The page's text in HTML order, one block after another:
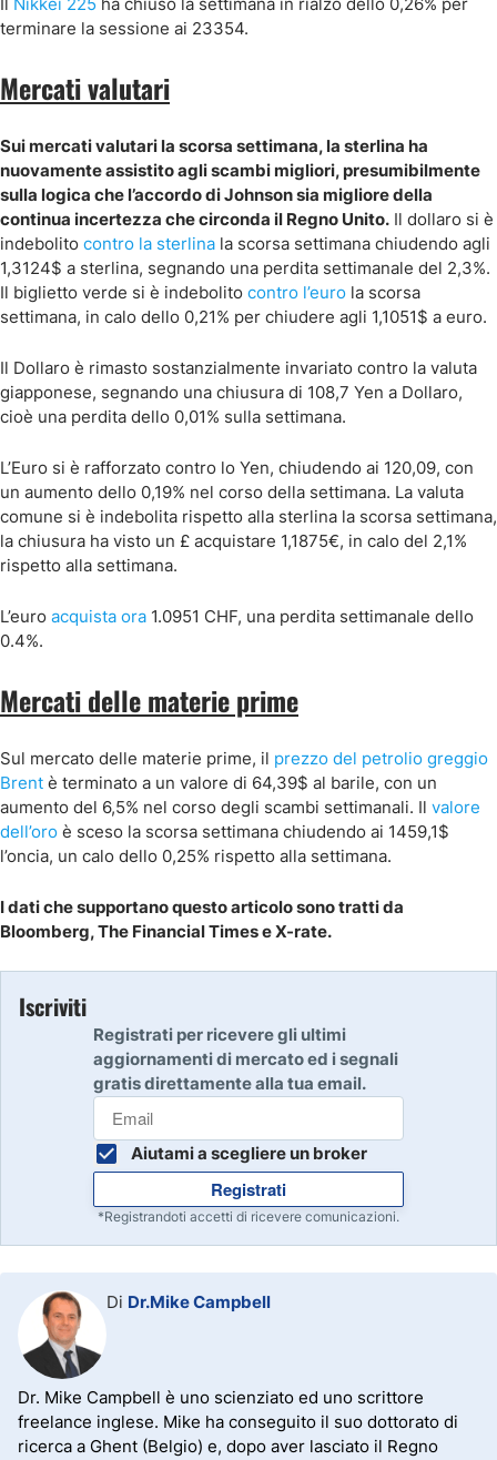
terminare la sessione ai 23354.
Mercati valutari
Sui mercati valutari la scorsa settimana, la sterlina ha
nuovamente assistito agli scambi migliori, presumibilmente
sulla logica che l’accordo di Johnson sia migliore della
continua incertezza che circonda il Regno Unito. Il dollaro si è
indebolito contro la sterlina la scorsa settimana chiudendo agli
1,3124$ a sterlina, segnando una perdita settimanale del 2,3%.
Il biglietto verde si è indebolito contro l’euro la scorsa
settimana, in calo dello 0,21% per chiudere agli 1,1051$ a euro.
Il Dollaro è rimasto sostanzialmente invariato contro la valuta
giapponese, segnando una chiusura di 108,7 Yen a Dollaro,
cioè una perdita dello 0,01% sulla settimana.
L’Euro si è rafforzato contro lo Yen, chiudendo ai 120,09, con
un aumento dello 0,19% nel corso della settimana. La valuta
comune si è indebolita rispetto alla sterlina la scorsa settimana,
la chiusura ha visto un £ acquistare 1,1875€, in calo del 2,1%
rispetto alla settimana.
L’euro acquista ora 1.0951 CHF, una perdita settimanale dello
0.4%.
Mercati delle materie prime
Sul mercato delle materie prime, il prezzo del petrolio greggio
Brent è terminato a un valore di 64,39$ al barile, con un
aumento del 6,5% nel corso degli scambi settimanali. Il valore
dell’oro è sceso la scorsa settimana chiudendo ai 1459,1$
l’oncia, un calo dello 0,25% rispetto alla settimana.
I dati che supportano questo articolo sono tratti da
Bloomberg, The Financial Times e X-rate.
Iscriviti
Registrati per ricevere gli ultimi
aggiornamenti di mercato ed i segnali
gratis direttamente alla tua email.
Aiutami a scegliere un broker
Registrati
*Registrandoti accetti di ricevere comunicazioni.
Di Dr.Mike Campbell
Dr. Mike Campbell è uno scienziato ed uno scrittore
freelance inglese. Mike ha conseguito il suo dottorato di
ricerca a Ghent (Belgio) e, dopo aver lasciato il Regno